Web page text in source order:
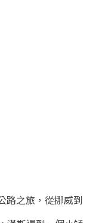
路之旅，從挪威到